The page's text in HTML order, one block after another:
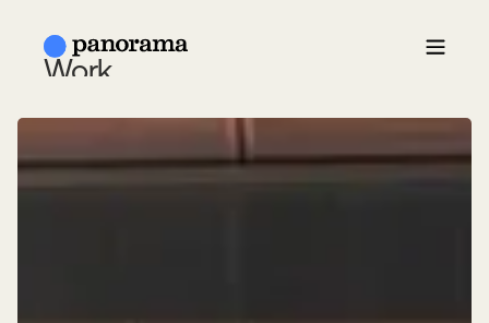
Work
Insigths
News
Contact